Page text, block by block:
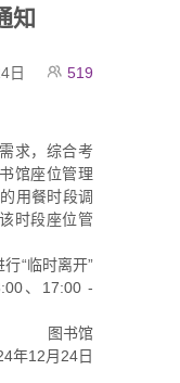
知
519
日
求，综合考
馆座位管理
用餐时段调
时段座位管
“临时离开”
、17:00 -
图书馆
年12月24日